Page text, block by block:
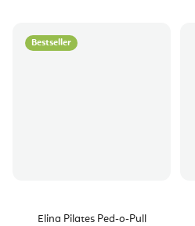
Bestseller
Elina Pilates Ped-o-Pull